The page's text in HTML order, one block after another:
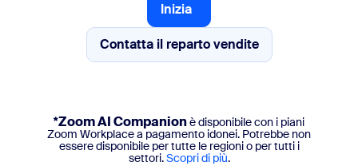
Inizia
Inizia
Contatta il reparto vendite
Contatta il reparto vendite
*Zoom AI Companionè disponibile con i piani
Zoom Workplace a pagamento idonei. Potrebbe non
essere disponibile per tutte le regioni o per tutti i
settori.Scopri di più.